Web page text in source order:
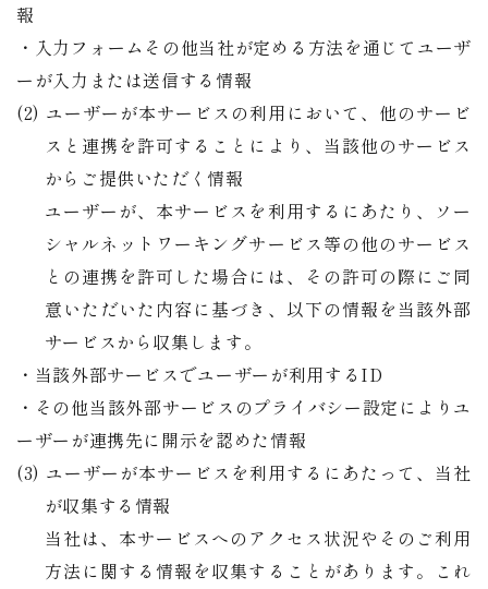
報
・入力フォームその他当社が定める方法を通じてユーザ
ーが入力または送信する情報
(2) ユーザーが本サービスの利用において、他のサービ
スと連携を許可することにより、当該他のサービス
からご提供いただく情報
ユーザーが、本サービスを利用するにあたり、ソー
シャルネットワーキングサービス等の他のサービス
との連携を許可した場合には、その許可の際にご同
意いただいた内容に基づき、以下の情報を当該外部
サービスから収集します。
・当該外部サービスでユーザーが利用するID
・その他当該外部サービスのプライバシー設定によりユ
ーザーが連携先に開示を認めた情報
(3) ユーザーが本サービスを利用するにあたって、当社
が収集する情報
当社は、本サービスへのアクセス状況やそのご利用
方法に関する情報を収集することがあります。これ